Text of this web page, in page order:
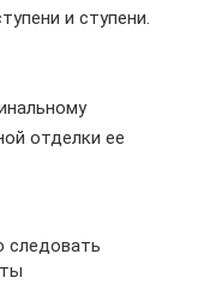
и ступени.
отделки ее
следовать